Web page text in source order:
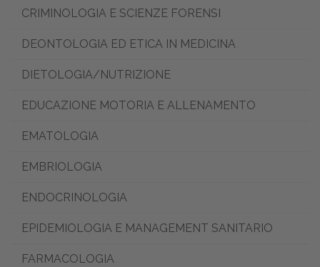
CRIMINOLOGIA E SCIENZE FORENSI
DEONTOLOGIA ED ETICA IN MEDICINA
DIETOLOGIA/NUTRIZIONE
EDUCAZIONE MOTORIA E ALLENAMENTO
EMATOLOGIA
EMBRIOLOGIA
ENDOCRINOLOGIA
EPIDEMIOLOGIA E MANAGEMENT SANITARIO
FARMACOLOGIA